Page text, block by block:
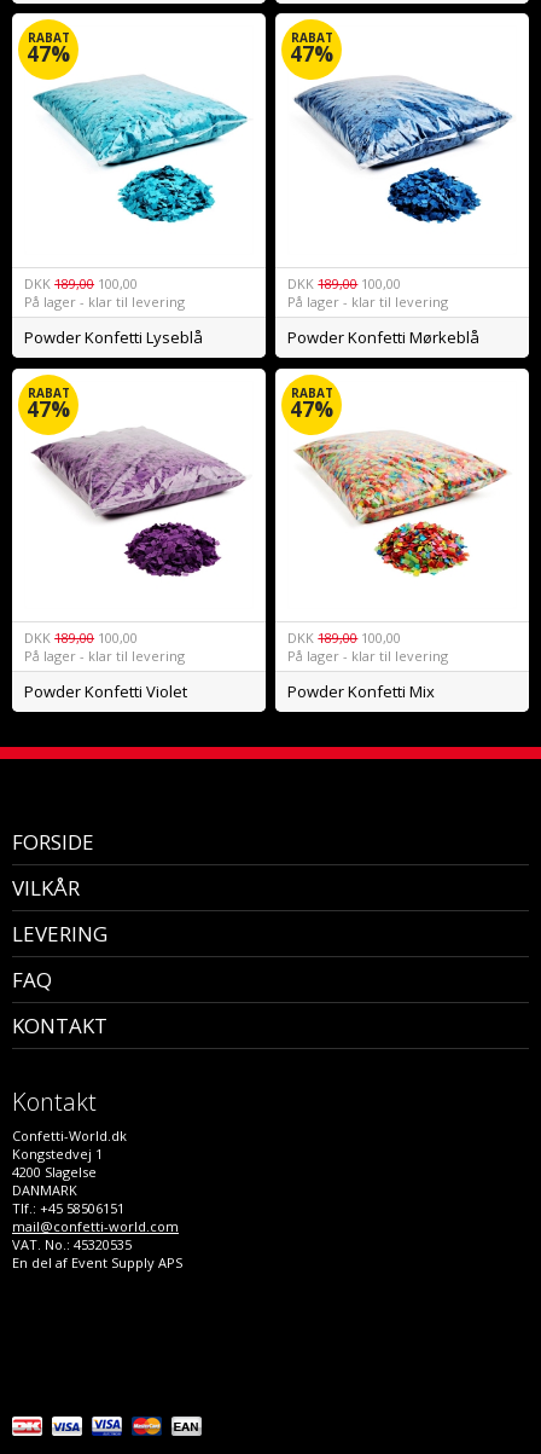
RABAT
47%
DKK 189,00 100,00
På lager - klar til levering
Powder Konfetti Lyseblå
RABAT
47%
DKK 189,00 100,00
På lager - klar til levering
Powder Konfetti Mørkeblå
RABAT
47%
DKK 189,00 100,00
På lager - klar til levering
Powder Konfetti Violet
RABAT
47%
DKK 189,00 100,00
På lager - klar til levering
Powder Konfetti Mix
FORSIDE
VILKÅR
LEVERING
FAQ
KONTAKT
Kontakt
Confetti-World.dk
Kongstedvej 1
4200 Slagelse
DANMARK
Tlf.: +45 58506151
mail@confetti-world.com
VAT. No.: 45320535
En del af Event Supply APS